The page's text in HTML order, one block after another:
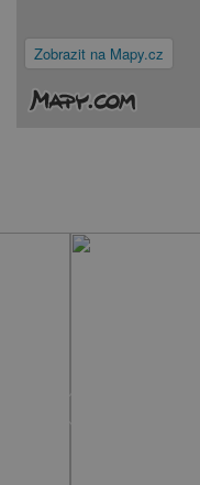
Zobrazit na Mapy.cz